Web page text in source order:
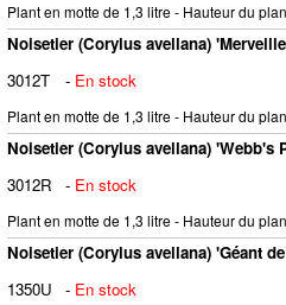
Plant en motte de 1,3 litre - Hauteur du
Noisetier (Corylus avellana)
3012T
- En stock
Plant en motte de 1,3 litre - Hauteur du
Noisetier (Corylus avellana) 'Webb's
3012R
- En stock
Plant en motte de 1,3 litre - Hauteur du
Noisetier (Corylus avellana) 'Géant
1350U
- En stock